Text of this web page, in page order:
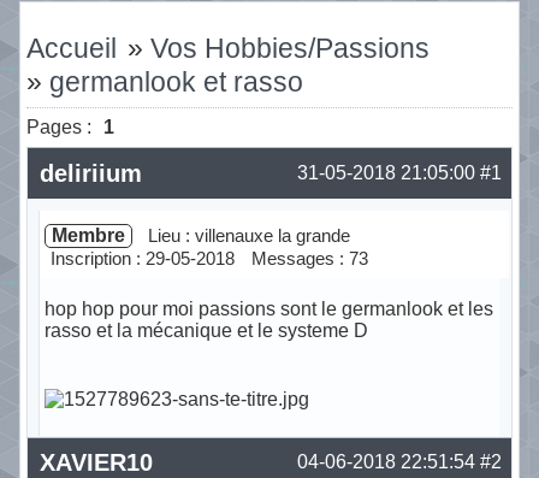
Accueil »Vos Hobbies/Passions
» germanlook et rasso
Pages : 1
#1
31-05-2018 21:05:00
deliriium
Membre
Lieu : villenauxe la grande
Inscription : 29-05-2018
Messages : 73
hop hop pour moi passions sont le germanlook et les
rasso et la mécanique et le systeme D
Hors ligne #2
04-06-2018 22:51:54
XAVIER10